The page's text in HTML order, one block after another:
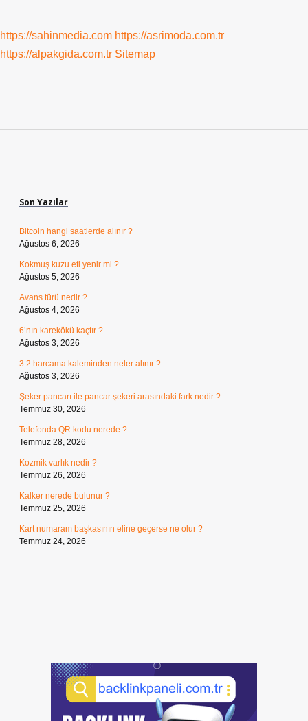
https://sahinmedia.com https://asrimoda.com.tr
https://alpakgida.com.tr Sitemap
Son Yazılar
Bitcoin hangi saatlerde alınır ?
Ağustos 6, 2026
Kokmuş kuzu eti yenir mi ?
Ağustos 5, 2026
Avans türü nedir ?
Ağustos 4, 2026
6’nın karekökü kaçtır ?
Ağustos 3, 2026
3.2 harcama kaleminden neler alınır ?
Ağustos 3, 2026
Şeker pancarı ile pancar şekeri arasındaki fark nedir ?
Temmuz 30, 2026
Telefonda QR kodu nerede ?
Temmuz 28, 2026
Kozmik varlık nedir ?
Temmuz 26, 2026
Kalker nerede bulunur ?
Temmuz 25, 2026
Kart numaram başkasının eline geçerse ne olur ?
Temmuz 24, 2026